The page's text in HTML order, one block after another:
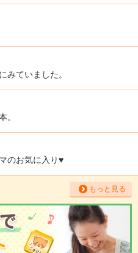
みていました。
。
のお気に入り♥
もっと見る